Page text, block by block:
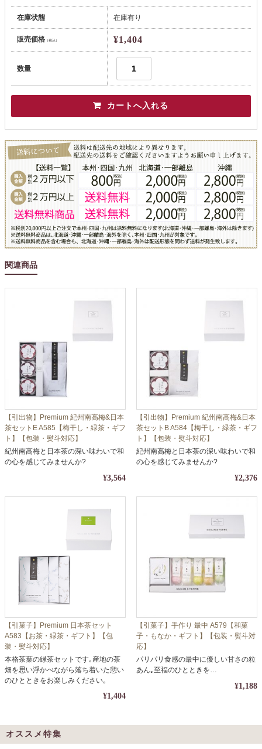
在庫状態 在庫有り
販売価格（税込） ¥1,404
数量
関連商品
【引出物】Premium 紀州南高梅&日本
茶セットE A585【梅干し・緑茶・ギフ
ト】【包装・熨斗対応】
紀州南高梅と日本茶の深い味わいで和
の心を感じてみませんか?
¥3,564
【引出物】Premium 紀州南高梅&日本
茶セットB A584【梅干し・緑茶・ギフ
ト】【包装・熨斗対応】
紀州南高梅と日本茶の深い味わいで和
の心を感じてみませんか?
¥2,376
【引菓子】Premium 日本茶セット
A583【お茶・緑茶・ギフト】【包
装・熨斗対応】
本格茶葉の緑茶セットです｡産地の茶
畑を思い浮かべながら落ち着いた憩い
のひとときをお楽しみください｡
¥1,404
【引菓子】手作り 最中 A579【和菓
子・もなか・ギフト】【包装・熨斗対
応】
パリパリ食感の最中に優しい甘さの粒
あん｡至福のひとときを…
¥1,188
オススメ特集